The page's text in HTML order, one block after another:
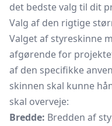
det bedste valg til dit
Valg af den rigtige
Valget af styreskinne
afgørende for
af den specifikke
skinnen skal kunne
skal overveje:
Bredde: Bredden af